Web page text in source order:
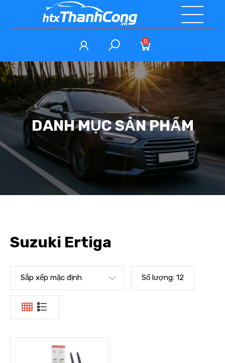
0
DANH MỤC SẢN PHẨM
Suzuki Ertiga
Sắp xếp mặc định Số lượng: 12